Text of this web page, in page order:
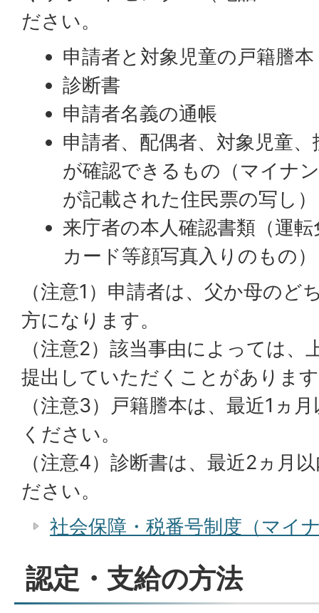
ださい。
申請者と対象児童の戸籍謄本
診断書
申請者名義の通帳
申請者、配偶者、対象児童
が確認できるもの（マイナ
が記載された住民票の写し）
来庁者の本人確認書類（運
カード等顔写真入りのもの）
（注意1）申請者は、父か母のど
方になります。
（注意2）該当事由によっては、
提出していただくことがありま
（注意3）戸籍謄本は、最近1ヵ
ください。
（注意4）診断書は、最近2ヵ月
ださい。
社会保障・税番号制度（マイ
認定・支給の方法